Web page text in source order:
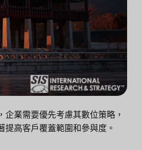
業需要優先考慮其數位策略，
高客戶覆蓋範圍和參與度。